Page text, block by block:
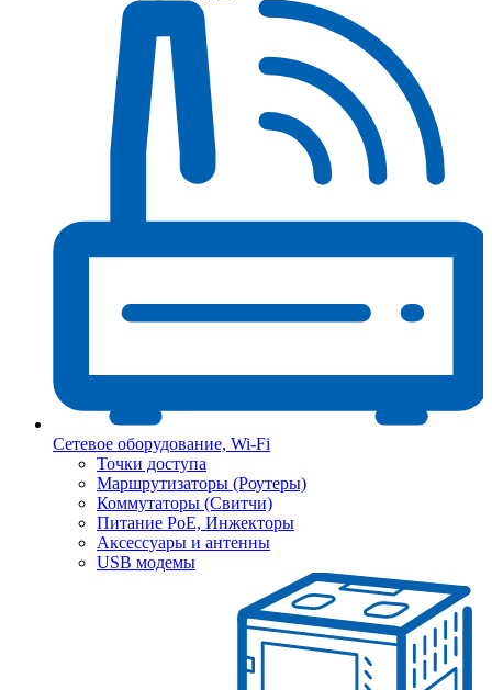
Сетевое оборудование, Wi-Fi
Точки доступа
Маршрутизаторы (Роутеры)
Коммутаторы (Свитчи)
Питание PoE, Инжекторы
Аксессуары и антенны
USB модемы